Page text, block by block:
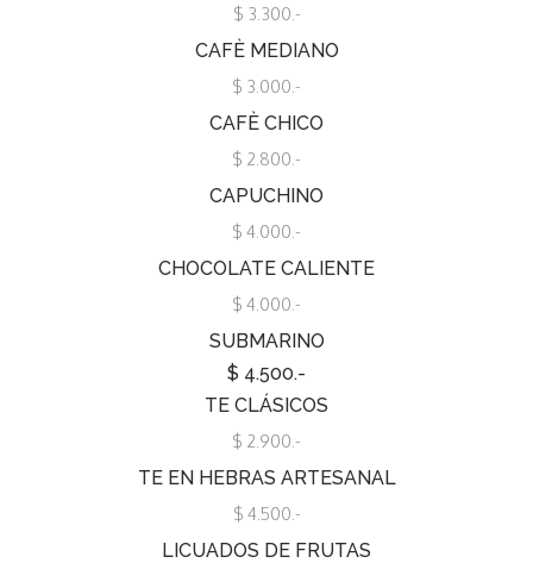
$ 3.300.-
CAFÈ MEDIANO
$ 3.000.-
CAFÈ CHICO
$ 2.800.-
CAPUCHINO
$ 4.000.-
CHOCOLATE CALIENTE
$ 4.000.-
SUBMARINO
$ 4.500.-
TE CLÁSICOS
$ 2.900.-
TE EN HEBRAS ARTESANAL
$ 4.500.-
LICUADOS DE FRUTAS